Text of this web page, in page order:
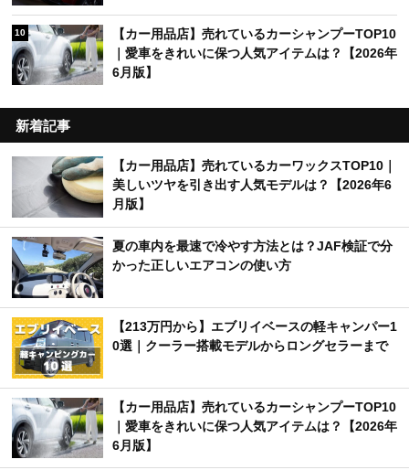
10
【カー用品店】売れているカーシャンプーTOP10
｜愛車をきれいに保つ人気アイテムは？【2026年
6月版】
新着記事
【カー用品店】売れているカーワックスTOP10｜
美しいツヤを引き出す人気モデルは？【2026年6
月版】
夏の車内を最速で冷やす方法とは？JAF検証で分
かった正しいエアコンの使い方
【213万円から】エブリイベースの軽キャンパー1
0選｜クーラー搭載モデルからロングセラーまで
【カー用品店】売れているカーシャンプーTOP10
｜愛車をきれいに保つ人気アイテムは？【2026年
6月版】